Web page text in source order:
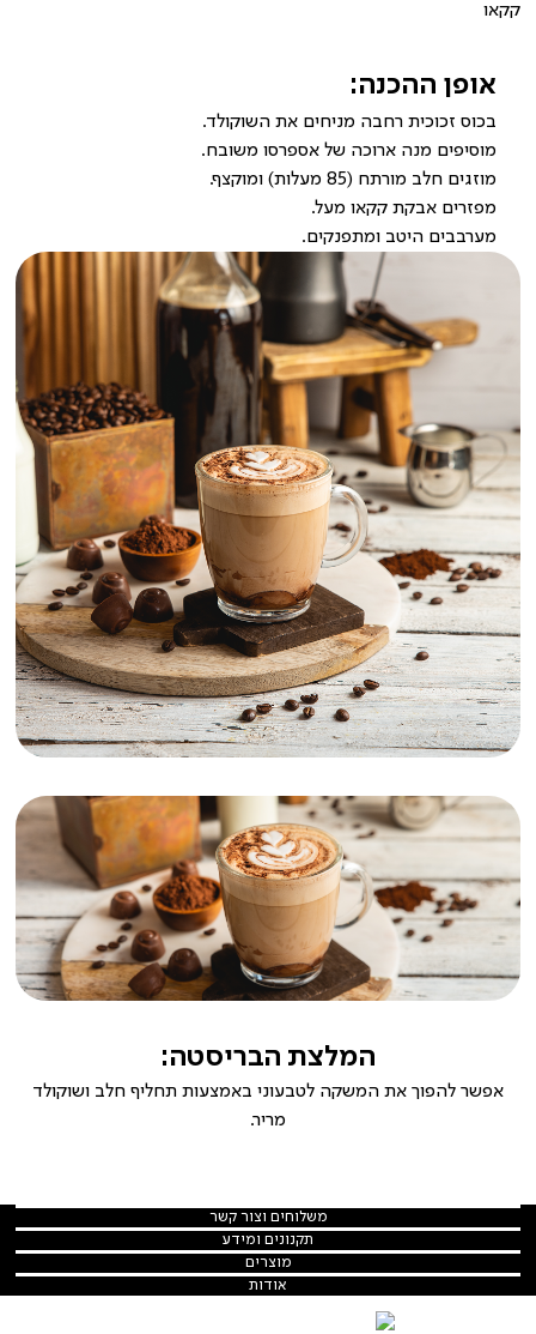
קקאו
אופן ההכנה:
בכוס זכוכית רחבה מניחים את השוקולד.
מוסיפים מנה ארוכה של אספרסו משובח.
מוזגים חלב מורתח (85 מעלות) ומוקצף.
מפזרים אבקת קקאו מעל.
מערבבים היטב ומתפנקים.
המלצת הבריסטה:
אפשר להפוך את המשקה לטבעוני באמצעות תחליף חלב ושוקולד
מריר.
וצור
משלוחים וצור קשר
צור קשר
משלוחים
ומידע
תקנונים ומידע
תקנון
מדיניות הפרטיות
מוצרים
קפסולות
אודות